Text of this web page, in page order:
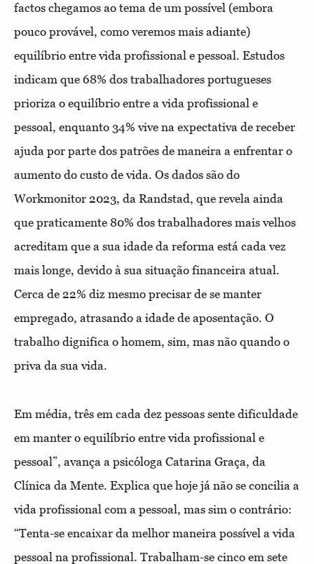
factos chegamos ao tema de um possível (embora
pouco provável, como veremos mais adiante)
equilíbrio entre vida profissional e pessoal. Estudos
indicam que 68% dos trabalhadores portugueses
prioriza o equilíbrio entre a vida profissional e
pessoal, enquanto 34% vive na expectativa de receber
ajuda por parte dos patrões de maneira a enfrentar o
aumento do custo de vida. Os dados são do
Workmonitor 2023, da Randstad, que revela ainda
que praticamente 80% dos trabalhadores mais velhos
acreditam que a sua idade da reforma está cada vez
mais longe, devido à sua situação financeira atual.
Cerca de 22% diz mesmo precisar de se manter
empregado, atrasando a idade de aposentação. O
trabalho dignifica o homem, sim, mas não quando o
priva da sua vida.
Em média, três em cada dez pessoas sente dificuldade
em manter o equilíbrio entre vida profissional e
pessoal”, avança a psicóloga Catarina Graça, da
Clínica da Mente. Explica que hoje já não se concilia a
vida profissional com a pessoal, mas sim o contrário:
“Tenta-se encaixar da melhor maneira possível a vida
pessoal na profissional. Trabalham-se cinco em sete